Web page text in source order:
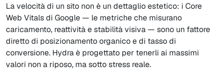
La velocità di un sito non è un dettaglio estetico: i Core
Web Vitals di Google — le metriche che misurano
caricamento, reattività e stabilità visiva — sono un fattore
diretto di posizionamento organico e di tasso di
conversione. Hydra è progettato per tenerli ai massimi
valori non a riposo, ma sotto stress reale.